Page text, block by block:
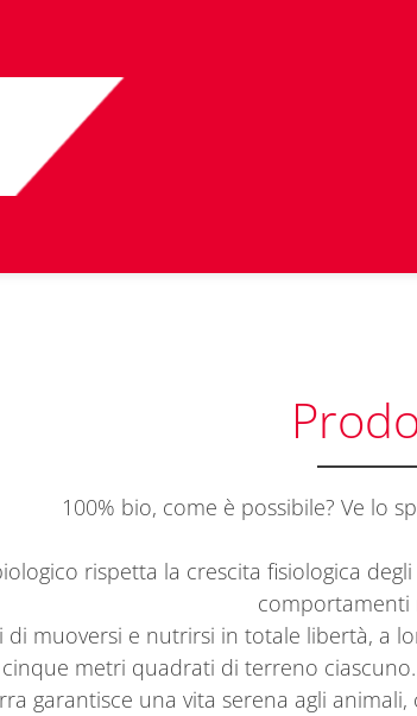
100% bio, come è possibile? Ve lo
rispetta la crescita fisiologica
comportamenti
di muoversi e nutrirsi in totale libertà, a
metri quadrati di terreno
garantisce una vita serena agli